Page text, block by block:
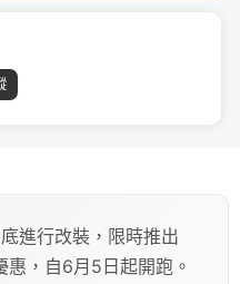
進行改裝，限時推出
惠，自6月5日起開跑。